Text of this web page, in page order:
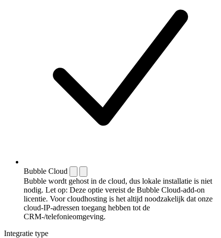
Bubble Cloud
Bubble wordt gehost in de cloud, dus lokale installatie is niet
nodig. Let op: Deze optie vereist de Bubble Cloud-add-on
licentie. Voor cloudhosting is het altijd noodzakelijk dat onze
cloud-IP-adressen toegang hebben tot de
CRM-/telefonieomgeving.
Integratie type